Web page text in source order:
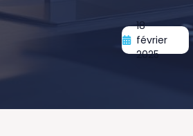
18
février
2025